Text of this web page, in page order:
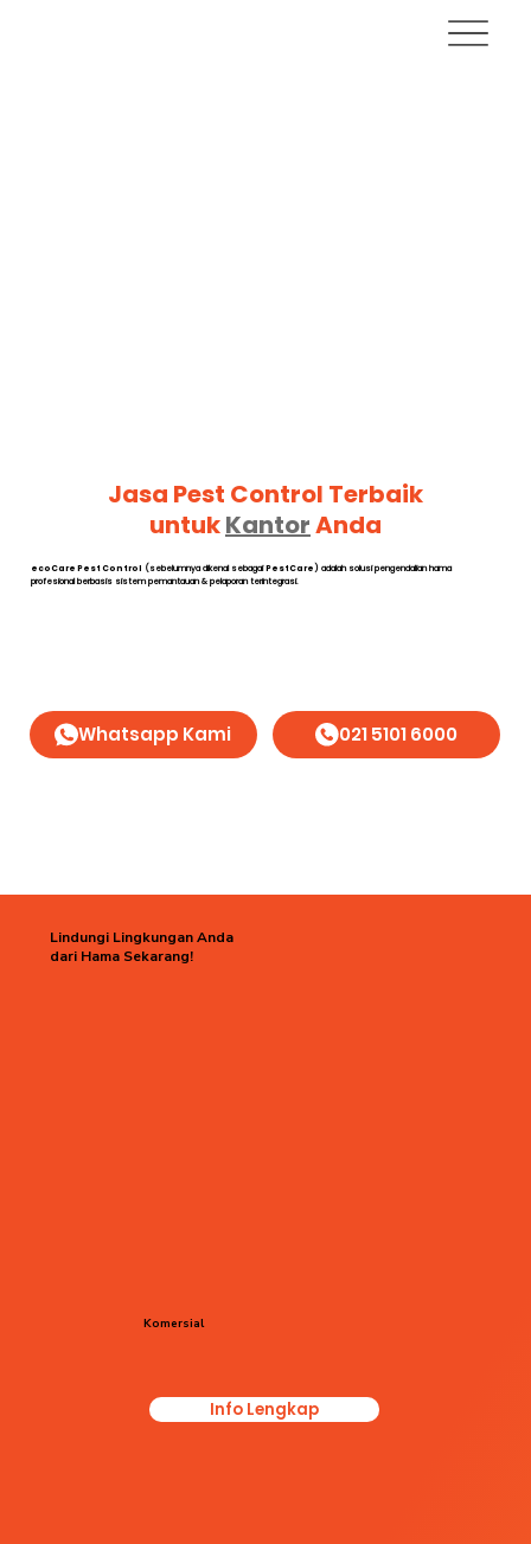
Lindungi Lingkungan Anda
dari Hama Sekarang!
Komersial
Info Lengkap
Whatsapp Kami 021 5101 6000
Jasa Pest Control Terbaik
untukKantorAnda
ecoCare Pest Control (sebelumnya dikenal sebagaiPestCare ) adalah solusi pengendalian hama
profesional berbasis sistem pemantauan & pelaporan terintegrasi.